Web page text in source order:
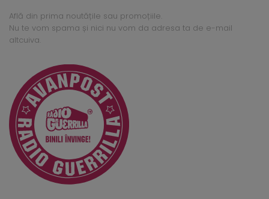
Află din prima noutățile sau promoțiile.
Nu te vom spama și nici nu vom da adresa ta de e-mail
altcuiva.